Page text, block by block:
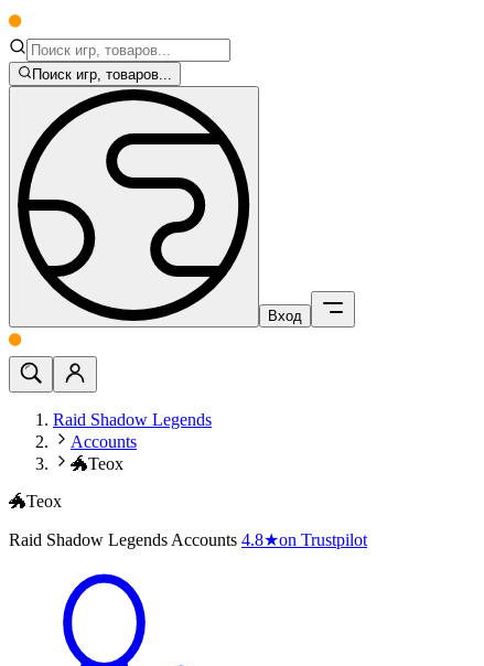
Поиск игр, товаров...
Вход
Raid Shadow Legends
Accounts
🐲Teox
🐲Teox
Raid Shadow Legends Accounts 4.8★on Trustpilot